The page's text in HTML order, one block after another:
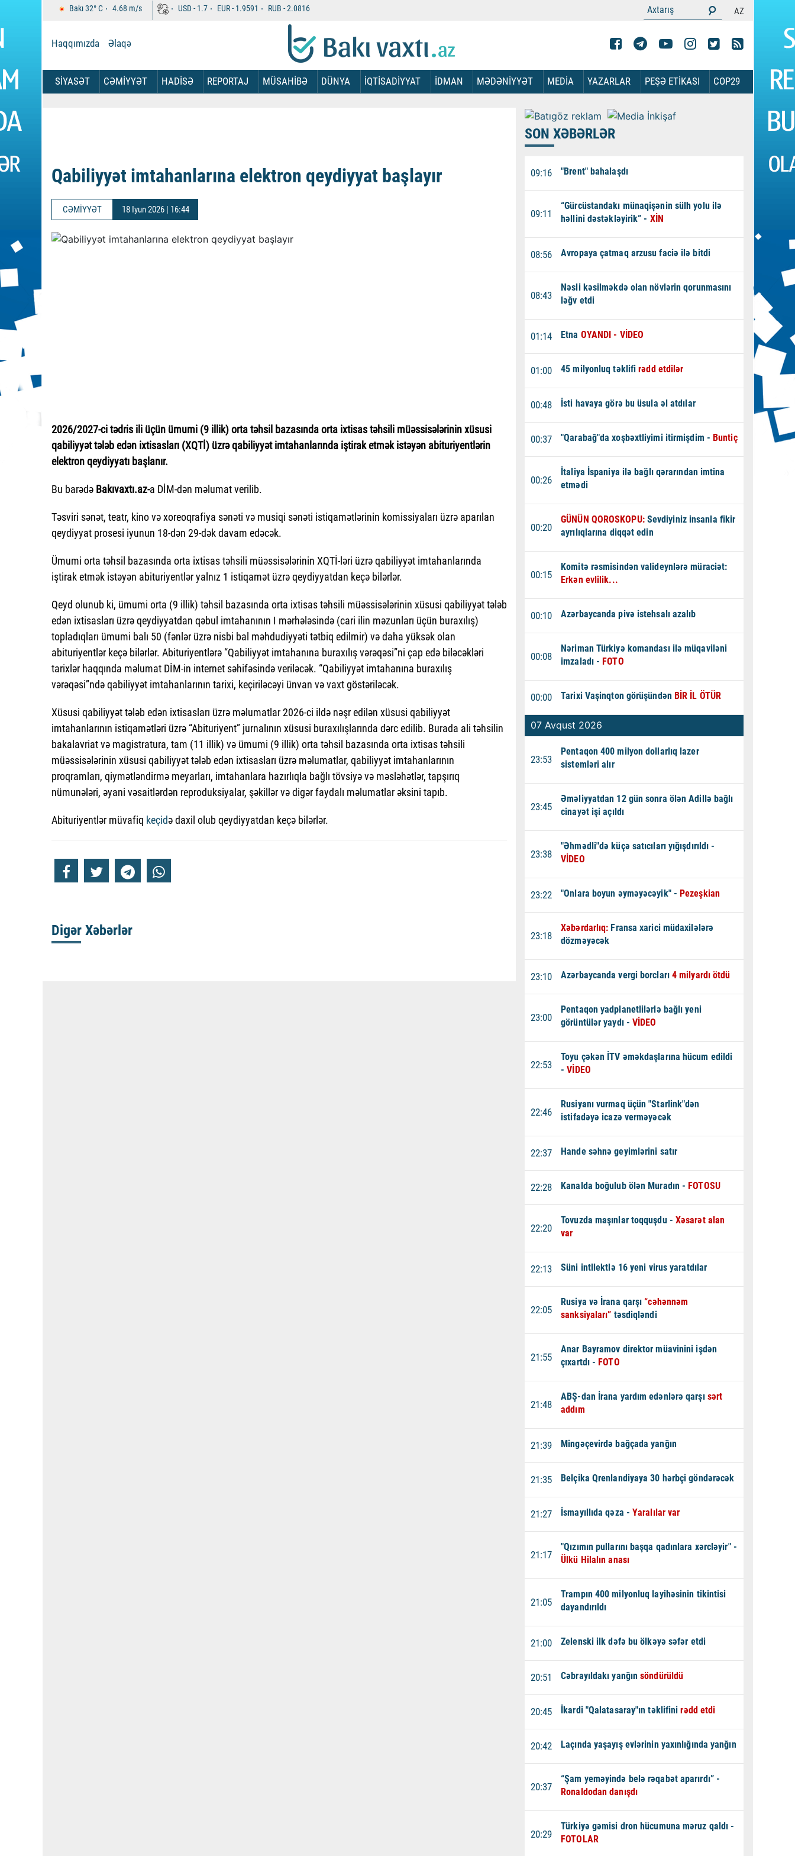
Bakı32°C 4.68 m/s USD -1.7 EUR -1.9591 RUB -2.0816 AZ
Haqqımızda Əlaqə
SİYASƏT CƏMİYYƏT HADİSƏ REPORTAJ MÜSAHİBƏ DÜNYA İQTİSADİYYAT İDMAN MƏDƏNİYYƏT MEDİA YAZARLAR PEŞƏ ETİKASI COP29
Qabiliyyət imtahanlarına elektron qeydiyyat başlayır
CƏMİYYƏT 18 Iyun 2026 | 16:44
2026/2027-ci tədris ili üçün ümumi (9 illik) orta təhsil bazasında orta ixtisas təhsili müəssisələrinin xüsusi
qabiliyyət tələb edən ixtisasları (XQTİ) üzrə qabiliyyət imtahanlarında iştirak etmək istəyən abituriyentlərin
elektron qeydiyyatı başlanır.
Bu barədə Bakıvaxtı.az-a DİM-dən məlumat verilib.
Təsviri sənət, teatr, kino və xoreoqrafiya sənəti və musiqi sənəti istiqamətlərinin komissiyaları üzrə aparılan
qeydiyyat prosesi iyunun 18-dən 29-dək davam edəcək.
Ümumi orta təhsil bazasında orta ixtisas təhsili müəssisələrinin XQTİ-ləri üzrə qabiliyyət imtahanlarında
iştirak etmək istəyən abituriyentlər yalnız 1 istiqamət üzrə qeydiyyatdan keçə bilərlər.
Qeyd olunub ki, ümumi orta (9 illik) təhsil bazasında orta ixtisas təhsili müəssisələrinin xüsusi qabiliyyət tələb
edən ixtisasları üzrə qeydiyyatdan qəbul imtahanının I mərhələsində (cari ilin məzunları üçün buraxılış)
topladıqları ümumi balı 50 (fənlər üzrə nisbi bal məhdudiyyəti tətbiq edilmir) və daha yüksək olan
abituriyentlər keçə bilərlər. Abituriyentlərə “Qabiliyyət imtahanına buraxılış vərəqəsi”ni çap edə biləcəkləri
tarixlər haqqında məlumat DİM-in internet səhifəsində veriləcək. “Qabiliyyət imtahanına buraxılış
vərəqəsi”ndə qabiliyyət imtahanlarının tarixi, keçiriləcəyi ünvan və vaxt göstəriləcək.
Xüsusi qabiliyyət tələb edən ixtisasları üzrə məlumatlar 2026-ci ildə nəşr edilən xüsusi qabiliyyət
imtahanlarının istiqamətləri üzrə “Abituriyent” jurnalının xüsusi buraxılışlarında dərc edilib. Burada ali təhsilin
bakalavriat və magistratura, tam (11 illik) və ümumi (9 illik) orta təhsil bazasında orta ixtisas təhsili
müəssisələrinin xüsusi qabiliyyət tələb edən ixtisasları üzrə məlumatlar, qabiliyyət imtahanlarının
proqramları, qiymətləndirmə meyarları, imtahanlara hazırlıqla bağlı tövsiyə və məs­lə­hətlər, tapşırıq
nümunələri, əyani vəsaitlərdən reproduksiyalar, şəkillər və digər faydalı məlumatlar əksini tapıb.
Abituriyentlər müvafiq keçidə daxil olub qeydiyyatdan keçə bilərlər.
Digər Xəbərlər
SON XƏBƏRLƏR
09:16 "Brent" bahalaşdı
09:11
“Gürcüstandakı münaqişənin sülh yolu ilə
həllini dəstəkləyirik” - XİN
08:56 Avropaya çatmaq arzusu faciə ilə bitdi
08:43
Nəsli kəsilməkdə olan növlərin qorunmasını
ləğv etdi
01:14 Etna OYANDI - VİDEO
01:00 45 milyonluq təklifirədd etdilər
00:48 İsti havaya görə bu üsula əl atdılar
00:37 "Qarabağ"da xoşbəxtliyimi itirmişdim - Buntiç
00:26
İtaliya İspaniya ilə bağlı qərarından imtina
etmədi
00:20
GÜNÜN QOROSKOPU: Sevdiyiniz insanla fikir
ayrılıqlarına diqqət edin
00:15
Komitə rəsmisindən valideynlərə müraciət:
Erkən evlilik...
00:10 Azərbaycanda pivə istehsalı azalıb
00:08
Nəriman Türkiyə komandası ilə müqaviləni
imzaladı - FOTO
00:00 Tarixi Vaşinqton görüşündən BİR İL ÖTÜR
07 Avqust 2026
23:53
Pentaqon 400 milyon dollarlıq lazer
sistemləri alır
23:45
Əməliyyatdan 12 gün sonra ölən Adillə bağlı
cinayət işi açıldı
23:38
"Əhmədli"də küçə satıcıları yığışdırıldı -
VİDEO
23:22 "Onlara boyun əyməyəcəyik" - Pezeşkian
23:18
Xəbərdarlıq: Fransa xarici müdaxilələrə
dözməyəcək
23:10 Azərbaycanda vergi borcları 4 milyardı ötdü
23:00
Pentaqon yadplanetlilərlə bağlı yeni
görüntülər yaydı -VİDEO
22:53
Toyu çəkən İTV əməkdaşlarına hücum edildi
- VİDEO
22:46
Rusiyanı vurmaq üçün "Starlink"dən
istifadəyə icazə verməyəcək
22:37 Hande səhnə geyimlərini satır
22:28 Kanalda boğulub ölən Muradın - FOTOSU
22:20
Tovuzda maşınlar toqquşdu - Xəsarət alan
var
22:13 Süni intllektlə 16 yeni virus yaratdılar
22:05
Rusiya və İrana qarşı “cəhənnəm
sanksiyaları” təsdiqləndi
21:55
Anar Bayramov direktor müavinini işdən
çıxartdı - FOTO
21:48
ABŞ-dan İrana yardım edənlərə qarşı sərt
addım
21:39 Mingəçevirdə bağçada yanğın
21:35 Belçika Qrenlandiyaya 30 hərbçi göndərəcək
21:27 İsmayıllıda qəza -Yaralılar var
21:17
"Qızımın pullarını başqa qadınlara xərcləyir" -
Ülkü Hilalın anası
21:05
Trampın 400 milyonluq layihəsinin tikintisi
dayandırıldı
21:00 Zelenski ilk dəfə bu ölkəyə səfər etdi
20:51 Cəbrayıldakı yanğınsöndürüldü
20:45 İkardi "Qalatasaray"ın təklifinirədd etdi
20:42 Laçında yaşayış evlərinin yaxınlığında yanğın
20:37
“Şam yeməyində belə rəqabət aparırdı” -
Ronaldodan danışdı
20:29
Türkiyə gəmisi dron hücumuna məruz qaldı -
FOTOLAR